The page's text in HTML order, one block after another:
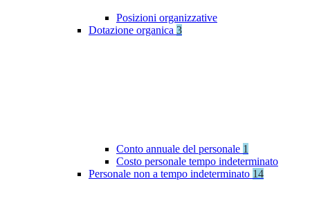
Posizioni organizzative
Dotazione organica 3
Conto annuale del personale 1
Costo personale tempo indeterminato
Personale non a tempo indeterminato 14